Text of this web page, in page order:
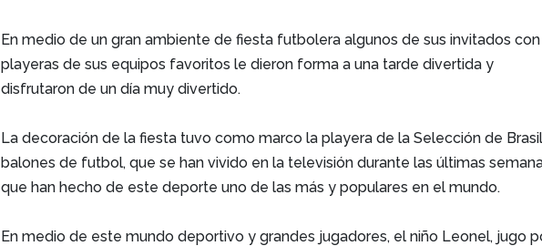
En medio de un gran ambiente de fiesta futbolera algunos de sus invitados con
playeras de sus equipos favoritos le dieron forma a una tarde divertida y
disfrutaron de un día muy divertido.
La decoraciónde la fiesta tuvo como marco la playera de la Selección de
balones de futbol, que se han vivido en la televisión durante las últimas
que han hecho de este deporte uno de las más y populares en el mundo.
En medio de este mundo deportivo y grandes jugadores, el niño Leonel, jugo